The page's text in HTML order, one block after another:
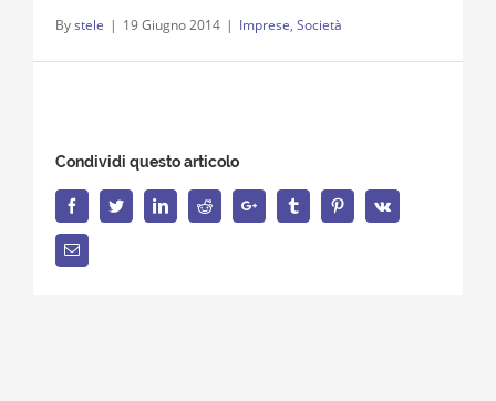
Bystele | 19 Giugno 2014 | Imprese, Società
Condividi questo articolo
FacebookTwitterLinkedInReddit Google+ Tumblr PinterestVk
Email